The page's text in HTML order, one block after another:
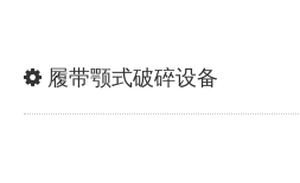
履带颚式破碎设备